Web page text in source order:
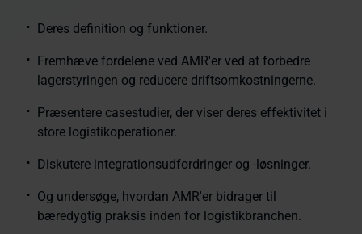
Deres definition og funktioner.
Fremhæve fordelene ved AMR'er ved at forbedre
lagerstyringen og reducere driftsomkostningerne.
Præsentere casestudier, der viser deres effektivitet i
store logistikoperationer.
Diskutere integrationsudfordringer og -løsninger.
Og undersøge, hvordan AMR'er bidrager til
bæredygtig praksis inden for logistikbranchen.